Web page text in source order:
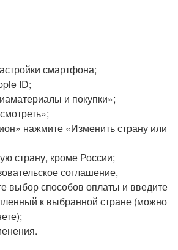
смартфона;
ID;
и покупки»;
нажмите «Изменить страну или
страну, кроме России;
соглашение,
выбор способов оплаты и введите
к выбранной стране (можно